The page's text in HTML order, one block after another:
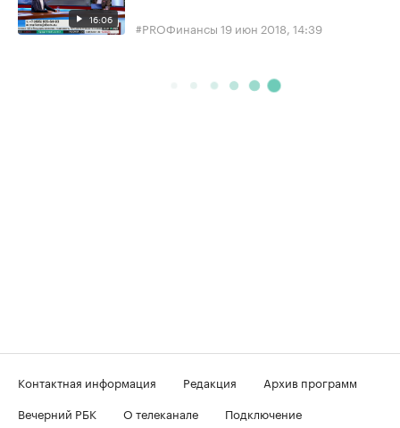
16:06 #PROФинансы 19 июн 2018, 14:39
Контактная информация Редакция
Архив программ
Вечерний РБК
О телеканале
Подключение